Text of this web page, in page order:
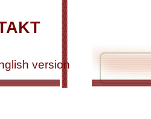
version